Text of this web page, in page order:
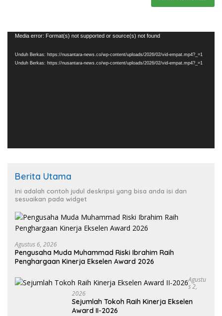
Pemutar
Media error: Format(s) not supported or source(s) not found
Unduh Berkas: https://nusantara-news.co/wp-content/uploads/2026/02/vid-empat.mp4?_=1
Unduh Berkas: https://nusantara-news.co/wp-content/uploads/2026/02/vid-empat.mp4?_=1
Berita Utama
Ini adalah contoh judul deskripsi yang bisa anda isi dan
sesuaikan pada widget
Agustus 6, 2026
Pengusaha Muda Muhammad Riski Ibrahim Raih
Penghargaan Kinerja Ekselen Award 2026
Agustu
S 2,
2026
Sejumlah Tokoh Raih Kinerja Ekselen
Award II-2026